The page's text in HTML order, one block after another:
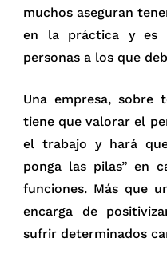
muchos aseguran
en la práctica y es
personas a los que
Una empresa, sobre
tiene que valorar el
el trabajo y hará
ponga las pilas” en
funciones. Más que
encarga de
sufrir determinados